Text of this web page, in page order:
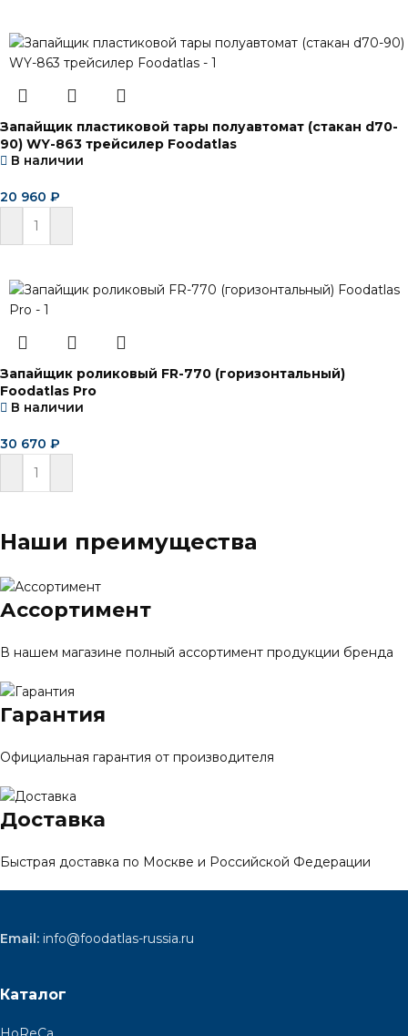
Запайщик пластиковой тары полуавтомат (стакан d70-
90) WY-863 трейсилер Foodatlas
В наличии
20 960 ₽
Запайщик роликовый FR-770 (горизонтальный)
Foodatlas Pro
В наличии
30 670 ₽
Наши преимущества
Ассортимент
В нашем магазине полный ассортимент продукции бренда
Гарантия
Официальная гарантия от производителя
Доставка
Быстрая доставка по Москве и Российской Федерации
Email: info@foodatlas-russia.ru
Каталог